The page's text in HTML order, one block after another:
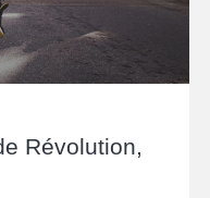
Révolution,